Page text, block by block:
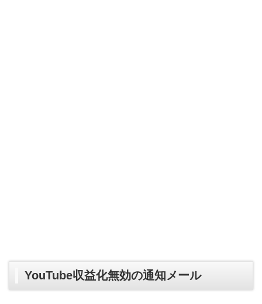
YouTube収益化無効の通知メール